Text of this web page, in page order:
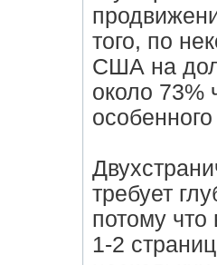
того, по
США на
около 73%
требует
потому что
1-2